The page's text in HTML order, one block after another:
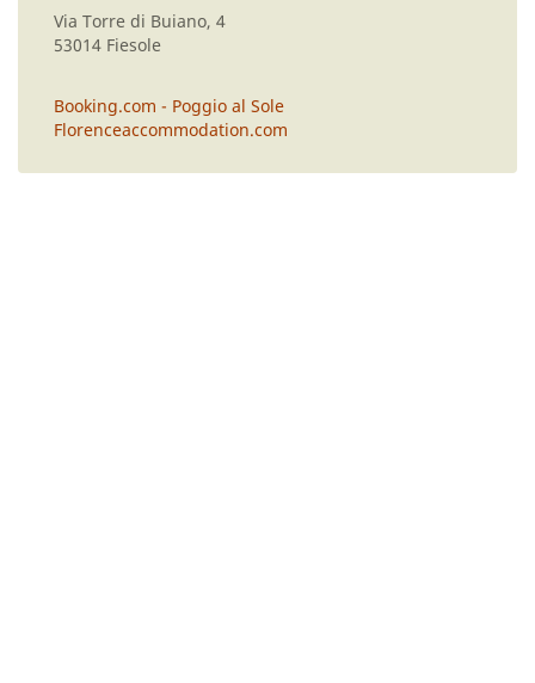
Via Torre di Buiano, 4
53014 Fiesole
Booking.com - Poggio al Sole
Florenceaccommodation.com